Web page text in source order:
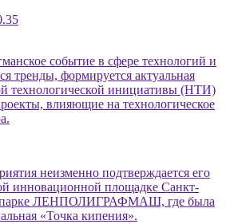
событие в сфере технологий и
тренды, формируется актуальная
технологической инициативы (НТИ)
влияющие на технологическое
неизменно подтверждается его
инновационной площадке Санкт-
ЛЕНПОЛИГРАФМАШ, где была
«Точка кипения».